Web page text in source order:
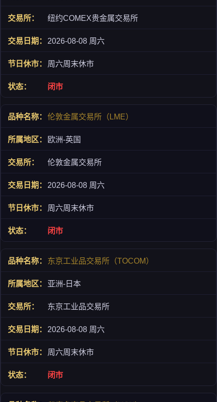
纽约COMEX贵金属交易所
2026-08-08 周六
周六周末休市
闭市
伦敦金属交易所（LME）
欧洲-英国
伦敦金属交易所
2026-08-08 周六
周六周末休市
闭市
东京工业品交易所（TOCOM）
亚洲-日本
东京工业品交易所
2026-08-08 周六
周六周末休市
闭市